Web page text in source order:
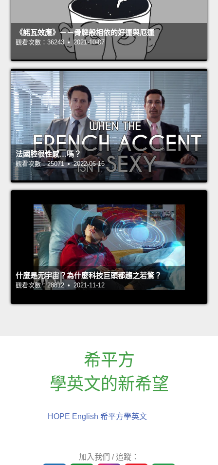
《諾瓦效應》－－骨牌般相依的好運與厄運
觀看次數：36243 • 2021-10-07
法國腔很性感…嗎？
觀看次數：25071 • 2022-06-16
什麼是元宇宙？為什麼科技巨頭都趨之若鶩？
觀看次數：28812 • 2021-11-12
希平方
學英文的新希望
HOPE English 希平方學英文
加入我們 / 追蹤：